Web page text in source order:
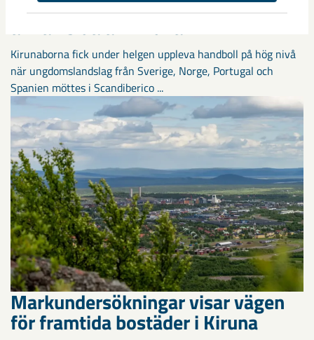
Handbollstalanger upptäckte en
annan sida av Kiruna
Kirunaborna fick under helgen uppleva handboll på hög nivå
när ungdomslandslag från Sverige, Norge, Portugal och
Spanien möttes i Scandiberico ...
Markundersökningar visar vägen
för framtida bostäder i Kiruna